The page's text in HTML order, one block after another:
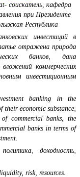
соискатель, кафедра
при Президенте
Республика
инвестиций в
отражена природа
банков, дана
коммерческих
инвестиционным
banking in the
their economic substance,
commercial banks, the
banks in terms of
доходность,
risk, resources.